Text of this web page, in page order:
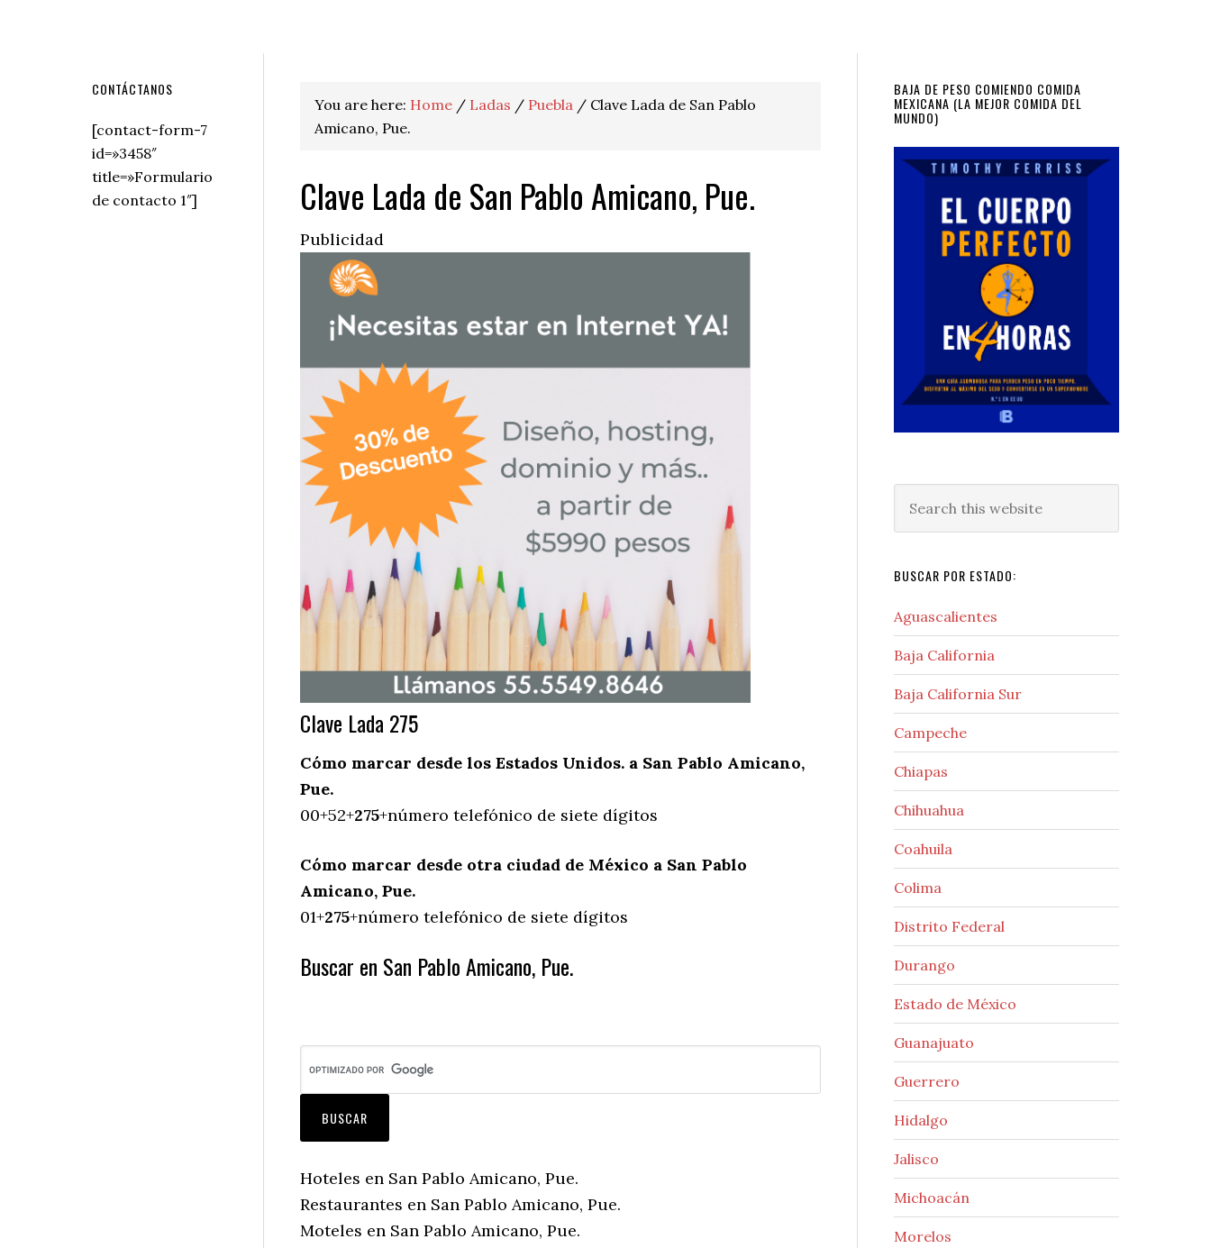
You are here: Home / Ladas / Puebla / Clave Lada de San Pablo
Amicano, Pue.
Clave Lada de San Pablo Amicano, Pue.
Publicidad
Clave Lada 275
Cómo marcar desde los Estados Unidos. a San Pablo Amicano,
Pue.
00+52+275+número telefónico de siete dígitos
Cómo marcar desde otra ciudad de México a San Pablo
Amicano, Pue.
01+275+número telefónico de siete dígitos
Buscar en San Pablo Amicano, Pue.
Hoteles en San Pablo Amicano, Pue.
Restaurantes en San Pablo Amicano, Pue.
Moteles en San Pablo Amicano, Pue.
Primary
Sidebar
BAJA DE PESO COMIENDO COMIDA
MEXICANA (LA MEJOR COMIDA DEL
MUNDO)
this
BUSCAR POR ESTADO:
Aguascalientes
Baja California
Baja California Sur
Campeche
Chiapas
Chihuahua
Coahuila
Colima
Distrito Federal
Durango
Estado de México
Guanajuato
Guerrero
Hidalgo
Jalisco
Michoacán
Morelos
Secondary
Sidebar
CONTÁCTANOS
[contact-form-7
id=»3458″
title=»Formulario
de contacto 1″]